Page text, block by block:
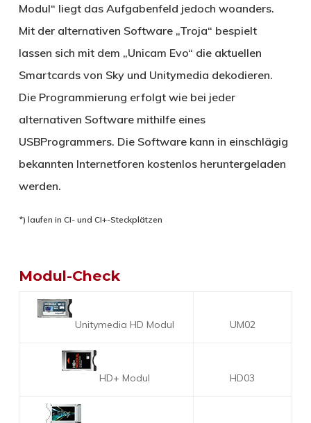
Modul“ liegt das Aufgabenfeld jedoch woanders.
Mit der alternativen Software „Troja“ bespielt
lassen sich mit dem „Unicam Evo“ die aktuellen
Smartcards von Sky und Unitymedia dekodieren.
Die Programmierung erfolgt wie bei jeder
alternativen Software mithilfe eines
USBProgrammers. Die Software kann in einschlägig
bekannten Internetforen kostenlos heruntergeladen
werden.
*) laufen in CI- und CI+-Steckplätzen
Modul-Check
Unitymedia HD Modul UM02
HD+ Modul HD03